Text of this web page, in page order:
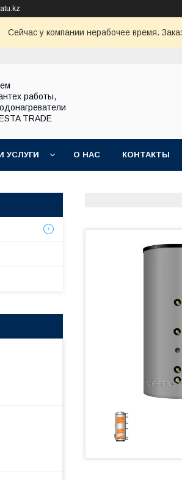
Сейчас у компании нерабочее время.
работы,
TRADE
УСЛУГИ О НАС КОНТАКТЫ